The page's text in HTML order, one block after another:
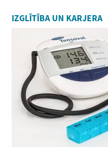
IZGLĪTĪBA UN KARJERA